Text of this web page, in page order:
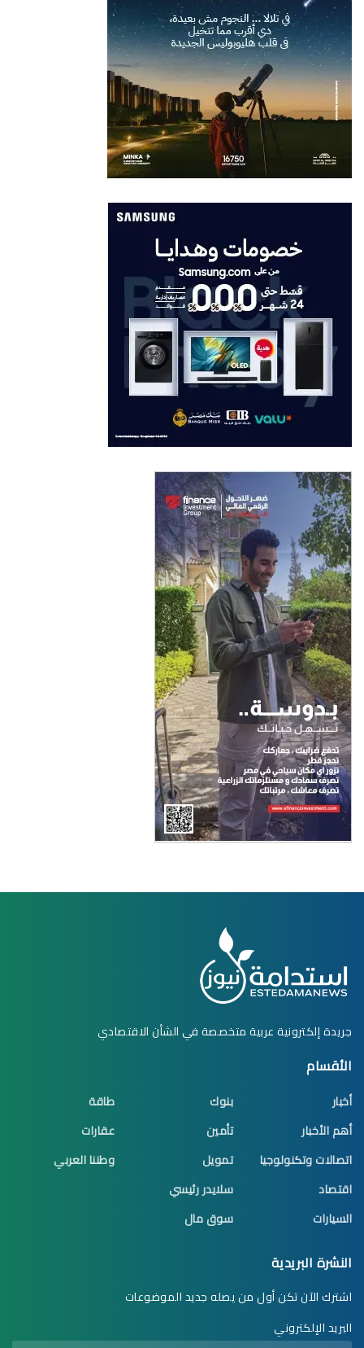
جريدة إلكترونية عربية متخصصة في الشأن الاقتصادي
الأقسام
أخبار
أهم الأخبار
اتصالات وتكنولوجيا
اقتصاد
السيارات
بنوك
تأمين
تمويل
سلايدر رئيسي
سوق مال
طاقة
عقارات
وطننا العربي
النشرة البريدية
اشترك الآن تكن أول من يصله جديد الموضوعات
البريد الإلكتروني